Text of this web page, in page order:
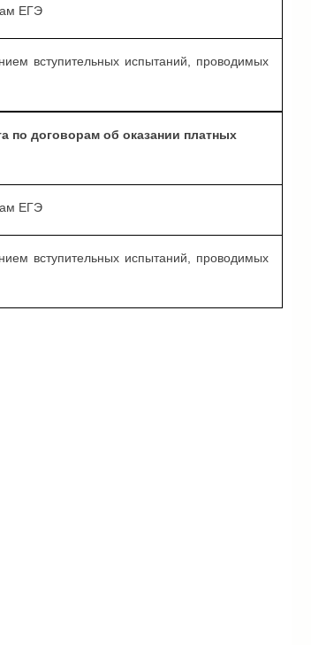
ЕГЭ
вступительных испытаний, проводимых
по договорам об оказании платных
ЕГЭ
вступительных испытаний, проводимых